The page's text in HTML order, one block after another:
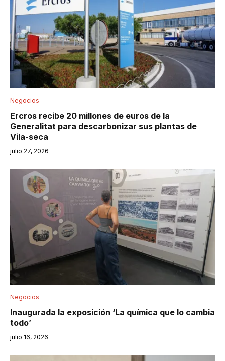
Negocios
Ercros recibe 20 millones de euros de la
Generalitat para descarbonizar sus plantas de
Vila-seca
julio 27, 2026
Negocios
Inaugurada la exposición ‘La química que lo cambia
todo’
julio 16, 2026